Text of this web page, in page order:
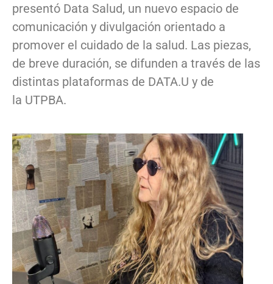
presentó Data Salud, un nuevo espacio de
comunicación y divulgación orientado a
promover el cuidado de la salud. Las piezas,
de breve duración, se difunden a través de las
distintas plataformas de DATA.U y de
la UTPBA.